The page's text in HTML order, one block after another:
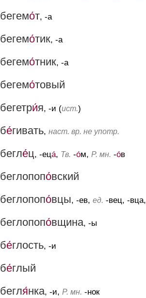
бегемо́т, -а
бегемо́тик, -а
бегемо́тник, -а
бегемо́товый
бегетри́я, -и (ист.)
бе́гивать, наст. вр. не употр.
бегле́ц, -еца́, Тв. -о́м, Р. мн. -о́в
беглопопо́вский
беглопопо́вцы, -ев, ед. -вец, -вца,
беглопопо́вщина, -ы
бе́глость, -и
бе́глый
бегля́нка, -и, Р. мн. -нок